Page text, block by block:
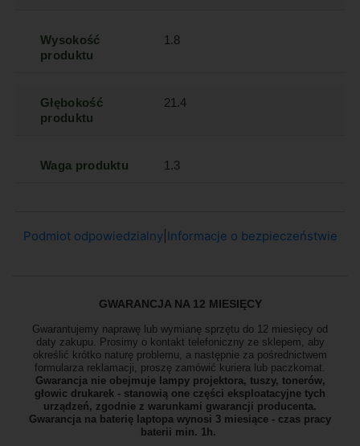
Wysokość
produktu
1.8
Głębokość
produktu
21.4
Waga produktu 1.3
Podmiot odpowiedzialny| Informacje o bezpieczeństwie
GWARANCJA NA 12 MIESIĘCY
Gwarantujemy naprawę lub wymianę sprzętu do 12 miesięcy od
daty zakupu. Prosimy o kontakt telefoniczny ze sklepem, aby
określić krótko naturę problemu, a następnie za pośrednictwem
formularza reklamacji, proszę zamówić kuriera lub paczkomat.
Gwarancja nie obejmuje lampy projektora, tuszy, tonerów,
głowic drukarek - stanowią one części eksploatacyjne tych
urządzeń, zgodnie z warunkami gwarancji producenta.
Gwarancja na baterię laptopa wynosi 3 miesiące - czas pracy
baterii min. 1h.